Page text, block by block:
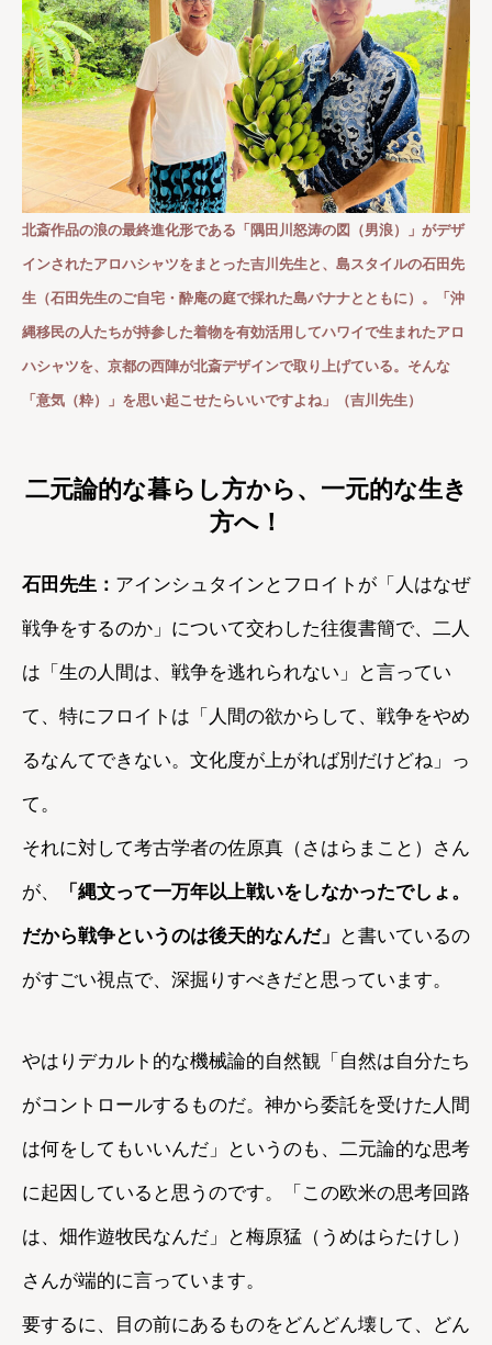
北斎作品の浪の最終進化形である「隅田川怒涛の図（男浪）」がデザ
インされたアロハシャツをまとった吉川先生と、島スタイルの石田先
生（石田先生のご自宅・酔庵の庭で採れた島バナナとともに）。「沖
縄移民の人たちが持参した着物を有効活用してハワイで生まれたアロ
ハシャツを、京都の西陣が北斎デザインで取り上げている。そんな
「意気（粋）」を思い起こせたらいいですよね」（吉川先生）
二元論的な暮らし方から、一元的な生き
方へ！
石田先生： アインシュタインとフロイトが「人はなぜ
戦争をするのか」について交わした往復書簡で、二人
は「生の人間は、戦争を逃れられない」と言ってい
て、特にフロイトは「人間の欲からして、戦争をやめ
るなんてできない。文化度が上がれば別だけどね」っ
て。
それに対して考古学者の佐原真（さはらまこと）さん
が、 「縄文って一万年以上戦いをしなかったでしょ。
だから戦争というのは後天的なんだ」 と書いているの
がすごい視点で、深掘りすべきだと思っています。
やはりデカルト的な機械論的自然観「自然は自分たち
がコントロールするものだ。神から委託を受けた人間
は何をしてもいいんだ」というのも、二元論的な思考
に起因していると思うのです。「この欧米の思考回路
は、畑作遊牧民なんだ」と梅原猛（うめはらたけし）
さんが端的に言っています。
要するに、目の前にあるものをどんどん壊して、どん